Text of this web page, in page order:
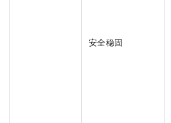
安全稳固